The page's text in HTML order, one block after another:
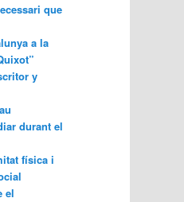
que
a la
y
durant el
física i
el